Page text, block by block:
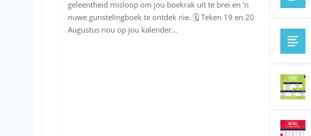
geleentheid misloop om jou boekrak uit te brei en ‘n
nuwe gunstelingboek te ontdek nie. 🗓️ Teken 19 en 20
Augustus nou op jou kalender...